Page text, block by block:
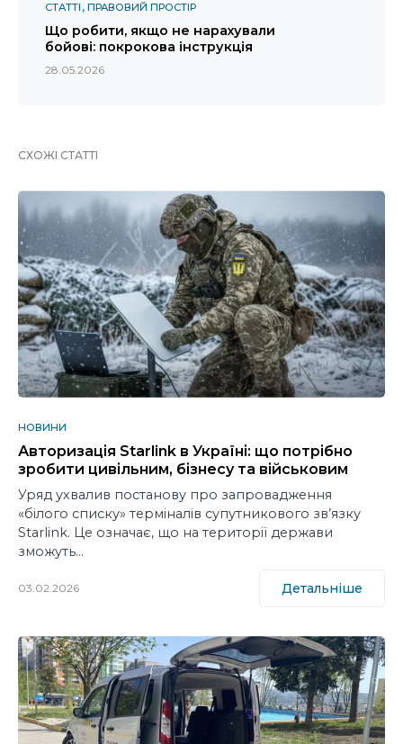
СТАТТІ ПРАВОВИЙ ПРОСТІР
Що робити, якщо не нарахували
бойові: покрокова інструкція
28.05.2026
СХОЖІ СТАТТІ
НОВИНИ
Авторизація Starlink в Україні: що потрібно
зробити цивільним, бізнесу та військовим
Уряд ухвалив постанову про запровадження
«білого списку» терміналів супутникового зв’язку
Starlink. Це означає, що на території держави
зможуть…
03.02.2026 Детальніше